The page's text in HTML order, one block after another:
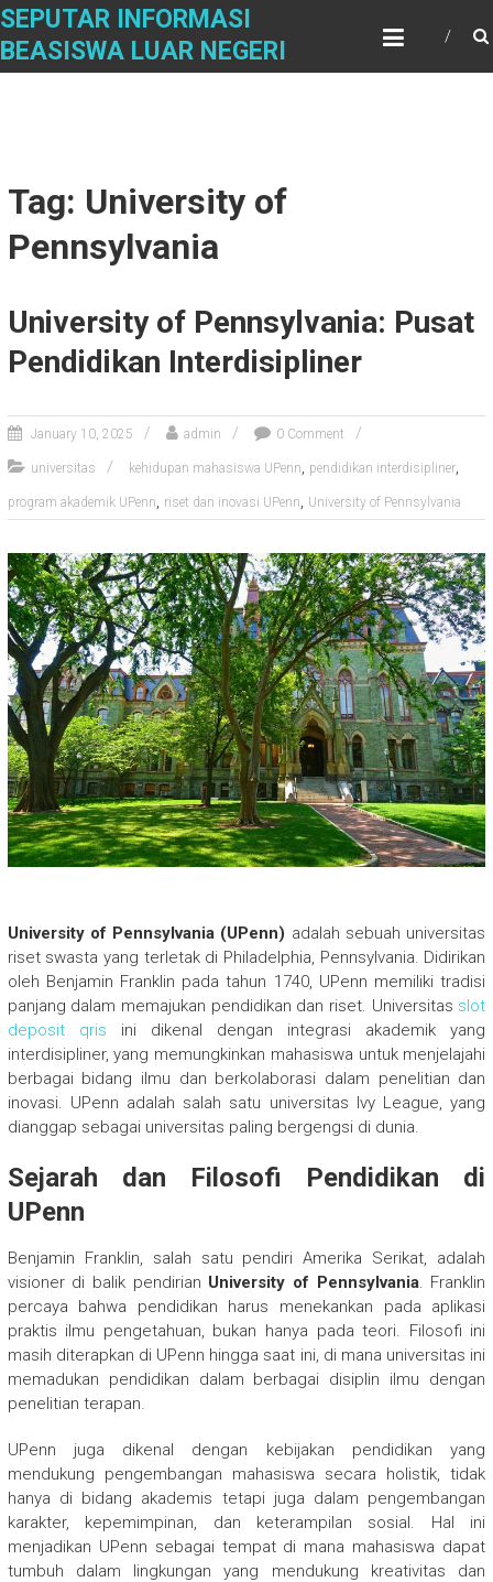
Skip
content
SEPUTAR INFORMASI
BEASISWA LUAR NEGERI
Tag: University of
Pennsylvania
University of Pennsylvania: Pusat
Pendidikan Interdisipliner
January 10, 2025 admin 0 Comment
universitas kehidupan mahasiswa UPenn, pendidikan interdisipliner,
program akademik UPenn, riset dan inovasi UPenn, University of Pennsylvania
University of Pennsylvania (UPenn) adalah sebuah universitas
riset swasta yang terletak di Philadelphia, Pennsylvania. Didirikan
oleh Benjamin Franklin pada tahun 1740, UPenn memiliki tradisi
panjang dalam memajukan pendidikan dan riset. Universitas slot
deposit qris ini dikenal dengan integrasi akademik yang
interdisipliner, yang memungkinkan mahasiswa untuk menjelajahi
berbagai bidang ilmu dan berkolaborasi dalam penelitian dan
inovasi. UPenn adalah salah satu universitas Ivy League, yang
dianggap sebagai universitas paling bergengsi di dunia.
Sejarah dan Filosofi Pendidikan di
UPenn
Benjamin Franklin, salah satu pendiri Amerika Serikat, adalah
visioner di balik pendirian University of Pennsylvania. Franklin
percaya bahwa pendidikan harus menekankan pada aplikasi
praktis ilmu pengetahuan, bukan hanya pada teori. Filosofi ini
masih diterapkan di UPenn hingga saat ini, di mana universitas ini
memadukan pendidikan dalam berbagai disiplin ilmu dengan
penelitian terapan.
UPenn juga dikenal dengan kebijakan pendidikan yang
mendukung pengembangan mahasiswa secara holistik, tidak
hanya di bidang akademis tetapi juga dalam pengembangan
karakter, kepemimpinan, dan keterampilan sosial. Hal ini
menjadikan UPenn sebagai tempat di mana mahasiswa dapat
tumbuh dalam lingkungan yang mendukung kreativitas dan